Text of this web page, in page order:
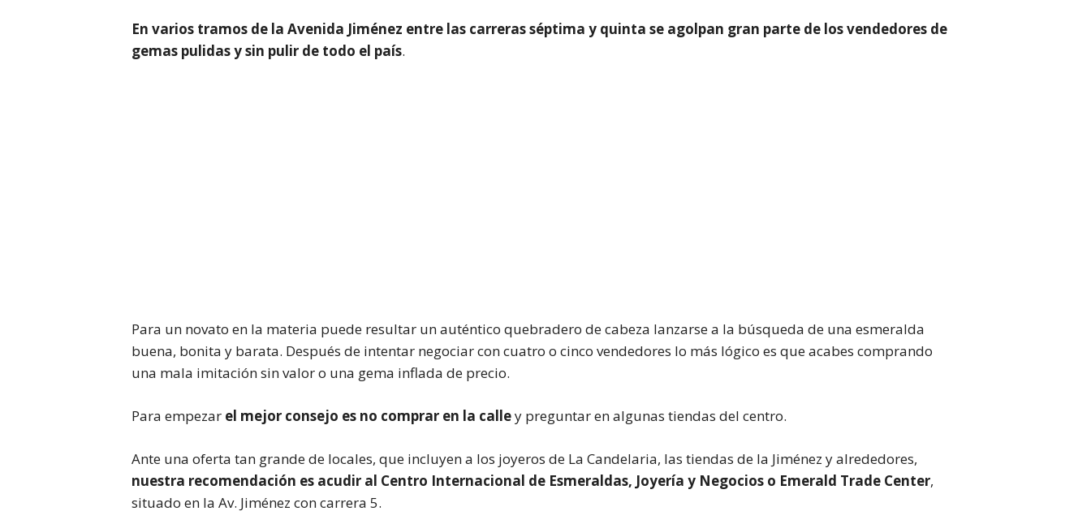
En varios tramos de la Avenida Jiménez entre las carreras séptima y quinta se agolpan gran parte de los vendedores de
gemas pulidas y sin pulir de todo el país.
Para un novato en la materia puede resultar un auténtico quebradero de cabeza lanzarse a la búsqueda de una esmeralda
buena, bonita y barata. Después de intentar negociar con cuatro o cinco vendedores lo más lógico es que acabes comprando
una mala imitación sin valor o una gema inflada de precio.
Para empezar el mejor consejo es no comprar en la calley preguntar en algunas tiendas del centro.
Ante una oferta tan grande de locales, que incluyen a los joyeros de La Candelaria, las tiendas de la Jiménez y alrededores,
nuestra recomendación es acudir al Centro Internacional de Esmeraldas, Joyería y Negocios o Emerald Trade Center,
situado en la Av. Jiménez con carrera 5.